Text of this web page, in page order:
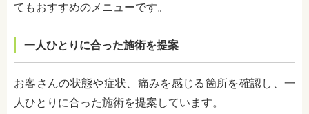
てもおすすめのメニューです。
一人ひとりに合った施術を提案
お客さんの状態や症状、痛みを感じる箇所を確認し、一
人ひとりに合った施術を提案しています。